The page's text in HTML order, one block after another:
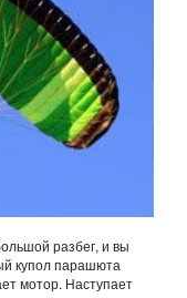
разбег, и вы
купол парашюта
мотор. Наступает